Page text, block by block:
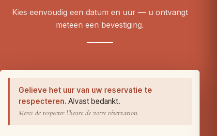
Kies eenvoudig een datum en uur — u ontvangt
meteen een bevestiging.
Gelieve het uur van uw reservatie te
respecteren. Alvast bedankt.
Merci de respecter l'heure de votre réservation.